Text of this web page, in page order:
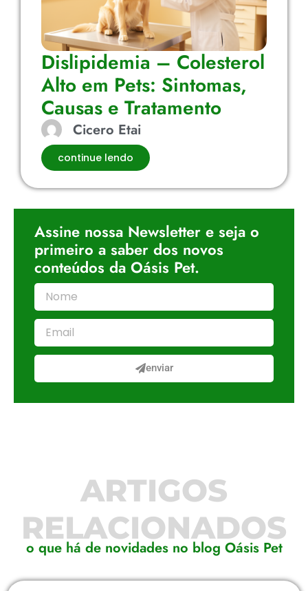
Dislipidemia – Colesterol
Alto em Pets: Sintomas,
Causas e Tratamento
Cicero Etai
continue lendo
Assine nossa Newsletter e seja o
primeiro a saber dos novos
conteúdos da Oásis Pet.
enviar
ARTIGOS
RELACIONADOS
o que há de novidades no blog Oásis Pet